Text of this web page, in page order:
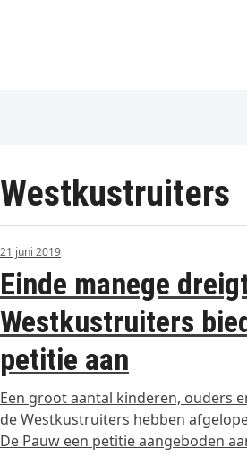
Westkustruiters
21 juni 2019
Einde manege
Westkustruiters
petitie aan
Een groot aantal kinderen, ouders
de Westkustruiters hebben
De Pauw een petitie aangeboden